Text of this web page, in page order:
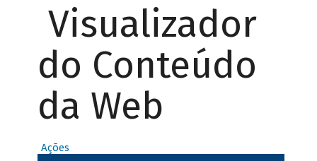
Visualizador
do Conteúdo
da Web
Ações